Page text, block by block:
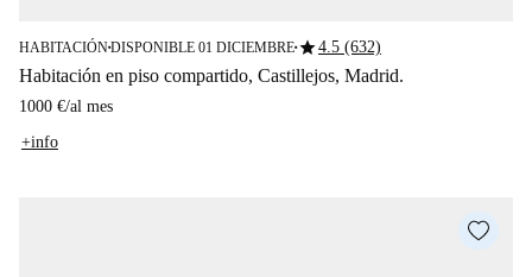
HABITACIÓN■DISPONIBLE 01 DICIEMBRE■star4.5 (632)
Habitación en piso compartido, Castillejos, Madrid.
1000 €/al mes
+info